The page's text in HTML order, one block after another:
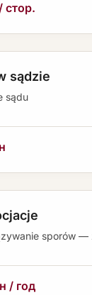
стор.
sądzie
sądu
sporów —
/ год